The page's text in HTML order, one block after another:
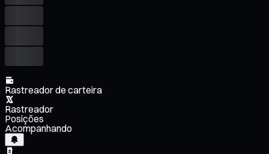
Rastreador de carteira
Rastreador
Posições
Acompanhando